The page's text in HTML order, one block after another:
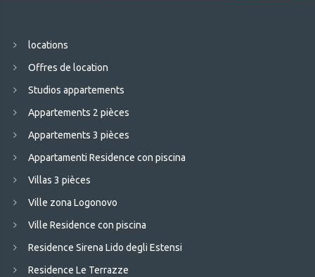
locations
Offres de location
Studios appartements
Appartements 2 pièces
Appartements 3 pièces
Appartamenti Residence con piscina
Villas 3 pièces
Ville zona Logonovo
Ville Residence con piscina
Residence Sirena Lido degli Estensi
Residence Le Terrazze